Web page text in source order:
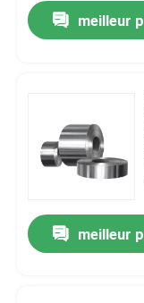
meilleur
meilleur